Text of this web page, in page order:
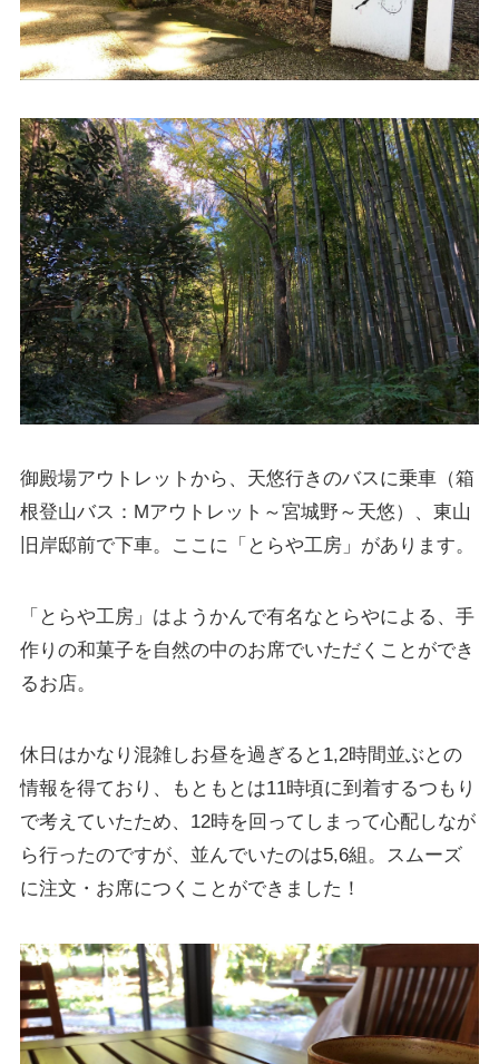
御殿場アウトレットから、天悠行きのバスに乗車（箱
根登山バス：Mアウトレット～宮城野～天悠）、東山
旧岸邸前で下車。ここに「とらや工房」があります。
「とらや工房」はようかんで有名なとらやによる、手
作りの和菓子を自然の中のお席でいただくことができ
るお店。
休日はかなり混雑しお昼を過ぎると1,2時間並ぶとの
情報を得ており、もともとは11時頃に到着するつもり
で考えていたため、12時を回ってしまって心配しなが
ら行ったのですが、並んでいたのは5,6組。スムーズ
に注文・お席につくことができました！